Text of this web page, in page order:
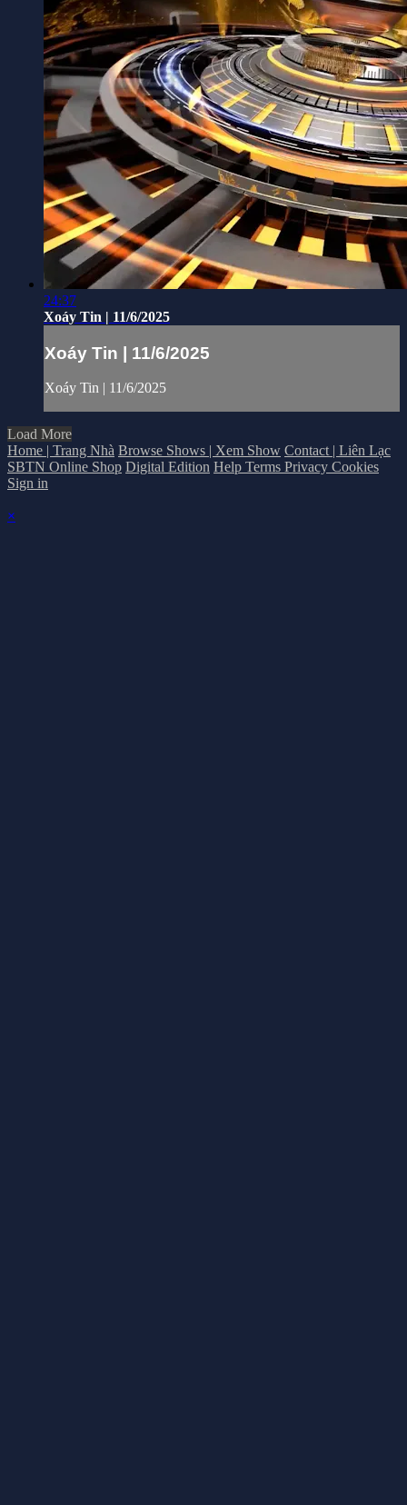
24:37
Xoáy Tin | 11/6/2025
Xoáy Tin | 11/6/2025
Xoáy Tin | 11/6/2025
Load More
Home | Trang Nhà Browse Shows | Xem Show Contact | Liên Lạc
SBTN Online Shop Digital Edition Help Terms Privacy Cookies
Sign in
×